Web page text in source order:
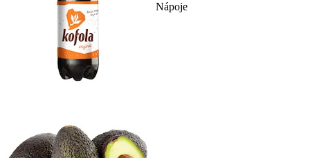
Nápoje